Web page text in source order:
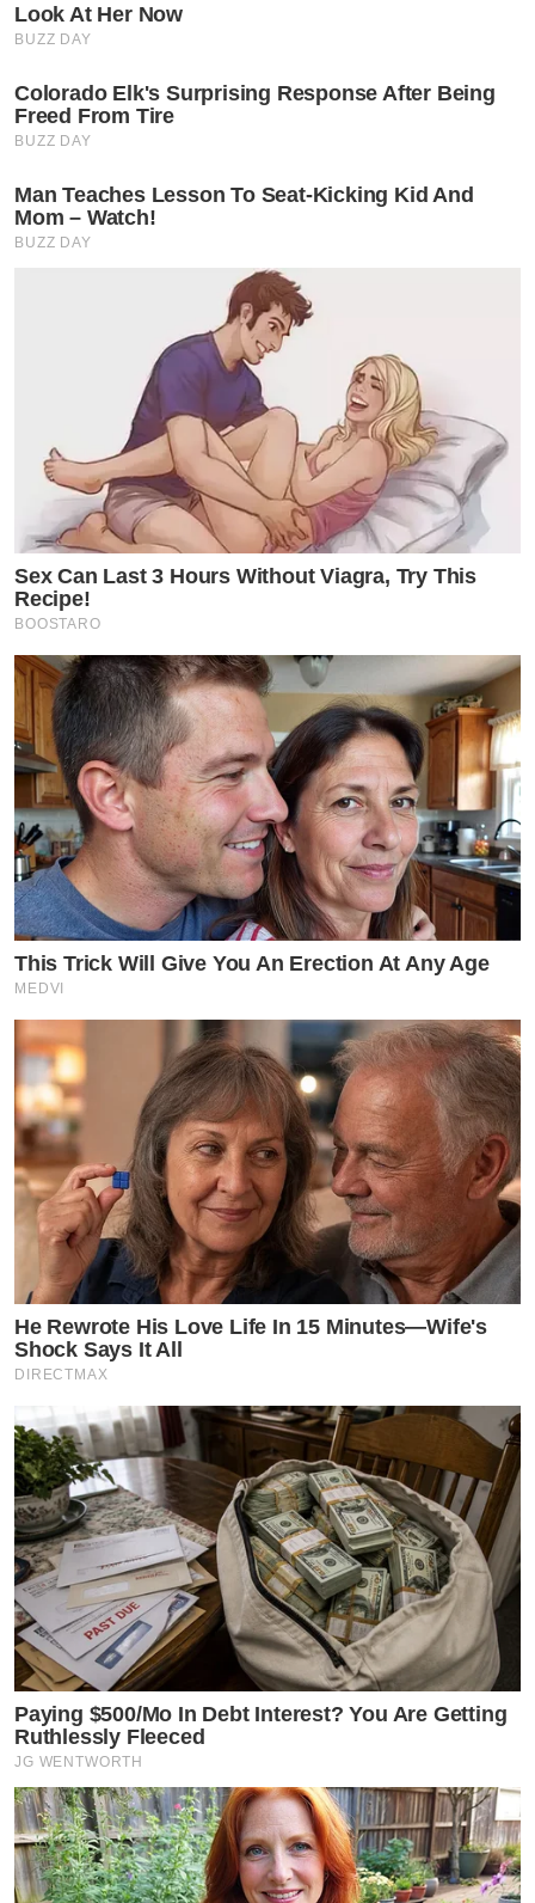
Look At Her Now
BUZZ DAY
Colorado Elk's Surprising Response After Being
Freed From Tire
BUZZ DAY
Man Teaches Lesson To Seat-Kicking Kid And
Mom – Watch!
BUZZ DAY
Sex Can Last 3 Hours Without Viagra, Try This
Recipe!
BOOSTARO
This Trick Will Give You An Erection At Any Age
MEDVI
He Rewrote His Love Life In 15 Minutes—Wife's
Shock Says It All
DIRECTMAX
Paying $500/Mo In Debt Interest? You Are Getting
Ruthlessly Fleeced
JG WENTWORTH